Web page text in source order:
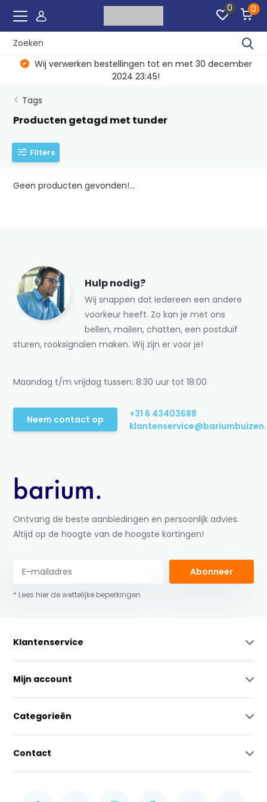
0 0
Wij verwerken bestellingen tot en met 30 december
2024 23:45!
Tags
Producten getagd met tunder
Filters
Geen producten gevonden!...
Hulp nodig?
Wij snappen dat iedereen een andere
voorkeur heeft. Zo kan je met ons
bellen, mailen, chatten, een postduif
sturen, rooksignalen maken. Wij zijn er voor je!
Maandag t/m vrijdag tussen: 8:30 uur tot 18:00
Neem contact op
+31 6 43403688
Ontvang de beste aanbiedingen en persoonlijk advies.
Altijd op de hoogte van de hoogste kortingen!
Abonneer
* Lees hier de wettelijke beperkingen
Klantenservice
Mijn account
Categorieën
Contact